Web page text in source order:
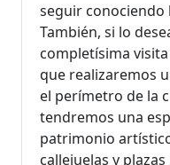
seguir conociendo
También, si lo
completísima
que realizaremos
el perímetro de la
tendremos una
patrimonio
callejuelas y